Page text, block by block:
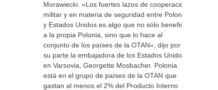
Morawiecki. «Los fuertes lazos de cooperación
militar y en materia de seguridad entre Polonia
y Estados Unidos es algo que no sólo beneficia
a la propia Polonia, sino que lo hace al
conjunto de los países de la OTAN«, dijo por
su parte la embajadora de los Estados Unidos
en Varsovia, Georgette Mosbacher. Polonia
está en el grupo de países de la OTAN que
gastan al menos el 2% del Producto Interno